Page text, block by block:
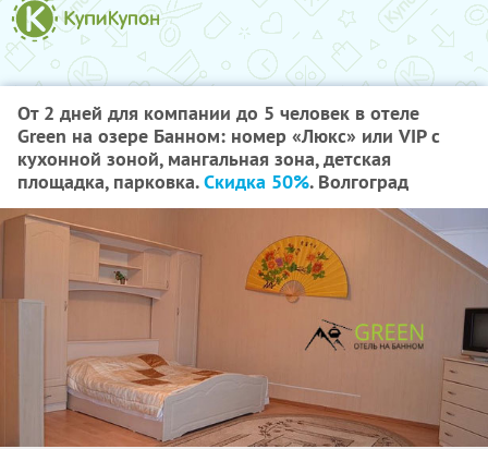
От 2 дней для компании до 5 человек в отеле
Green на озере Банном: номер «Люкс» или VIP с
кухонной зоной, мангальная зона, детская
площадка, парковка.Скидка 50%. Волгоград